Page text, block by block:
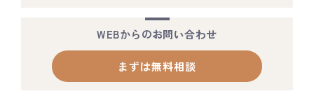
WEBからのお問い合わせ
まずは無料相談